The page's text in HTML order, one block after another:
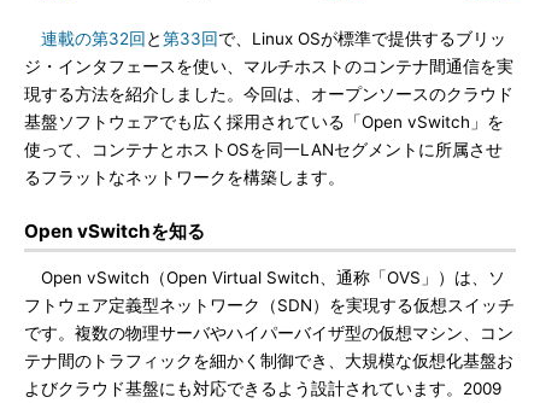
連載の第32回 と第33回で、Linux OSが標準で提供するブリッ
ジ・インタフェースを使い、マルチホストのコンテナ間通信を実
現する方法を紹介しました。今回は、オープンソースのクラウド
基盤ソフトウェアでも広く採用されている「Open vSwitch」を
使って、コンテナとホストOSを同一LANセグメントに所属させ
るフラットなネットワークを構築します。
Open vSwitchを知る
Open vSwitch（Open Virtual Switch、通称「OVS」）は、ソ
フトウェア定義型ネットワーク（SDN）を実現する仮想スイッチ
です。複数の物理サーバやハイパーバイザ型の仮想マシン、コン
テナ間のトラフィックを細かく制御でき、大規模な仮想化基盤お
よびクラウド基盤にも対応できるよう設計されています。2009